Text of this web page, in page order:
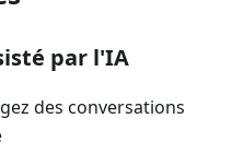
par l'IA
des conversations